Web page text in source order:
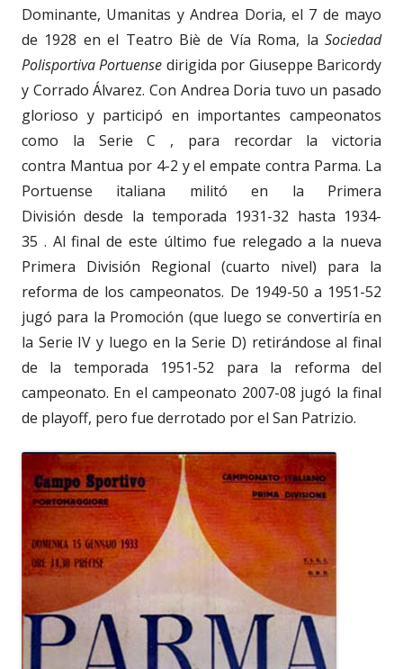
Dominante, Umanitas y Andrea Doria, el 7 de mayo
de 1928 en el Teatro Biè de Vía Roma, la Sociedad
Polisportiva Portuense dirigida por Giuseppe Baricordy
y Corrado Álvarez. Con Andrea Doria tuvo un pasado
glorioso y participó en importantes campeonatos
como la Serie C , para recordar la victoria
contra Mantua por 4-2 y el empate contra Parma. La
Portuense italiana militó en la Primera
División desde la temporada 1931-32 hasta 1934-
35 . Al final de este último fue relegado a la nueva
Primera División Regional (cuarto nivel) para la
reforma de los campeonatos. De 1949-50 a 1951-52
jugó para la Promoción (que luego se convertiría en
la Serie IV y luego en la Serie D) retirándose al final
de la temporada 1951-52 para la reforma del
campeonato. En el campeonato 2007-08 jugó la final
de playoff, pero fue derrotado por el San Patrizio.